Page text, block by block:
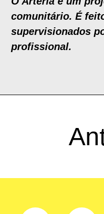
comunitário. É
supervisionados
profissional.